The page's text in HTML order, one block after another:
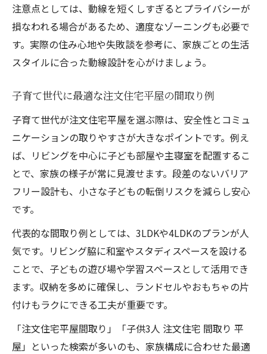
注意点としては、動線を短くしすぎるとプライバシーが
損なわれる場合があるため、適度なゾーニングも必要で
す。実際の住み心地や失敗談を参考に、家族ごとの生活
スタイルに合った動線設計を心がけましょう。
子育て世代に最適な注文住宅平屋の間取り例
子育て世代が注文住宅平屋を選ぶ際は、安全性とコミュ
ニケーションの取りやすさが大きなポイントです。例え
ば、リビングを中心に子ども部屋や主寝室を配置するこ
とで、家族の様子が常に見渡せます。段差のないバリア
フリー設計も、小さな子どもの転倒リスクを減らし安心
です。
代表的な間取り例としては、3LDKや4LDKのプランが人
気です。リビング脇に和室やスタディスペースを設ける
ことで、子どもの遊び場や学習スペースとして活用でき
ます。収納を多めに確保し、ランドセルやおもちゃの片
付けもラクにできる工夫が重要です。
「注文住宅平屋間取り」「子供3人 注文住宅 間取り 平
屋」といった検索が多いのも、家族構成に合わせた最適